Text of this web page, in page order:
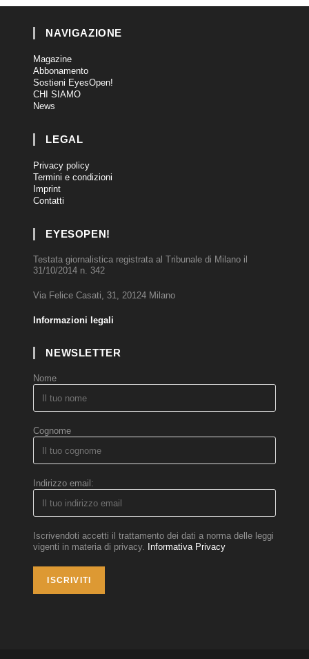
NAVIGAZIONE
Magazine
Abbonamento
Sostieni EyesOpen!
CHI SIAMO
News
LEGAL
Privacy policy
Termini e condizioni
Imprint
Contatti
EYESOPEN!
Testata giornalistica registrata al Tribunale di Milano il
31/10/2014 n. 342
Via Felice Casati, 31, 20124 Milano
Informazioni legali
NEWSLETTER
Nome
Cognome
Indirizzo email:
Iscrivendoti accetti il trattamento dei dati a norma delle leggi
vigenti in materia di privacy. Informativa Privacy